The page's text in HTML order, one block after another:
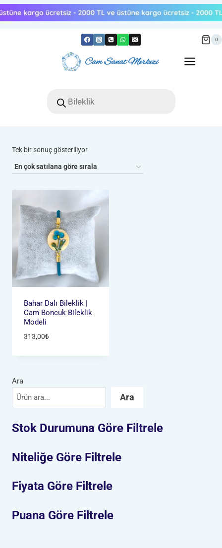
Skip
to
0
search
Tek bir sonuç gösteriliyor
Bahar Dalı Bileklik |
Cam Boncuk Bileklik
Modeli
313,00₺
Ara
Ara
Stok Durumuna Göre Filtrele
Niteliğe Göre Filtrele
Fiyata Göre Filtrele
Puana Göre Filtrele